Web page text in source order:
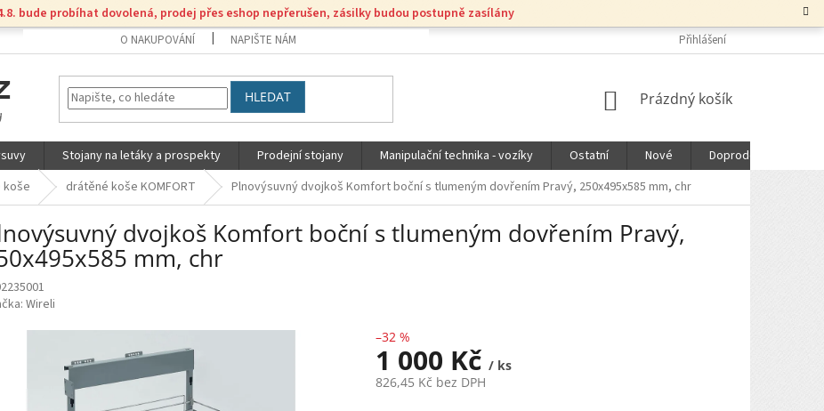
bude probíhat dovolená, prodej přes eshop nepřerušen, zásilky budou postupně zasílány
O NAKUPOVÁNÍ NAPIŠTE NÁM Přihlášení
HLEDAT
NÁKUPNÍ
Prázdný košík
Stojany na letáky a prospekty Prodejní stojany Manipulační technika - vozíky Ostatní Nové Doprodej
koše drátěné koše KOMFORT Plnovýsuvný dvojkoš Komfort boční s tlumeným dovřením Pravý, 250x495x585 mm, chr
dvojkoš Komfort boční s tlumeným dovřením Pravý,
mm, chr
Wireli
–32 %
1 000 Kč / ks
826,45 Kč bez DPH